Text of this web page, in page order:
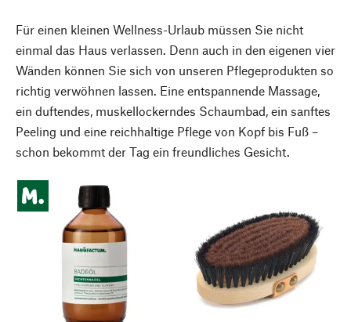
Für einen kleinen Wellness-Urlaub müssen Sie nicht
einmal das Haus verlassen. Denn auch in den eigenen vier
Wänden können Sie sich von unseren Pflegeprodukten so
richtig verwöhnen lassen. Eine entspannende Massage,
ein duftendes, muskellockerndes Schaumbad, ein sanftes
Peeling und eine reichhaltige Pflege von Kopf bis Fuß –
schon bekommt der Tag ein freundliches Gesicht.